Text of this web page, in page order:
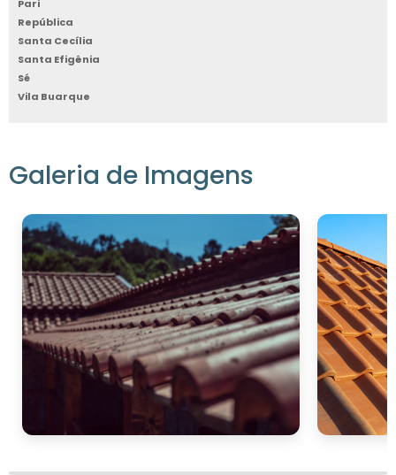
Pari
República
Santa Cecília
Santa Efigênia
Sé
Vila Buarque
Galeria de Imagens